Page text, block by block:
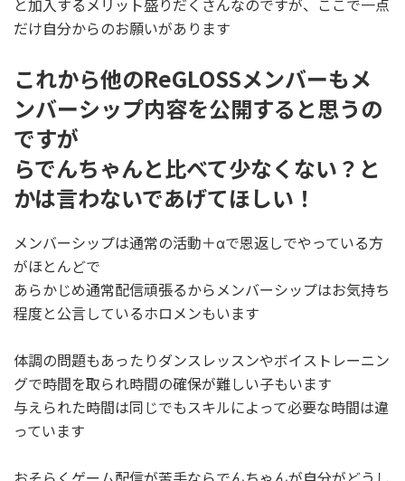
だけ自分からのお願いがあります
これから他のReGLOSSメンバーもメ
ンバーシップ内容を公開すると思うの
ですが
らでんちゃんと比べて少なくない？と
かは言わないであげてほしい！
メンバーシップは通常の活動＋αで恩返しでやっている方
がほとんどで
あらかじめ通常配信頑張るからメンバーシップはお気持ち
程度と公言しているホロメンもいます
体調の問題もあったりダンスレッスンやボイストレーニン
グで時間を取られ時間の確保が難しい子もいます
与えられた時間は同じでもスキルによって必要な時間は違
っています